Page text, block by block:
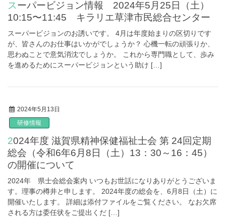
スーパービジョン情報 2024年5月25日（土）
10:15〜11:45 キラリエ草津市民総合センター
スーパービジョンのお誘いです。 4月は年度始まりの区切りです
が、皆さんのお仕事はいかがでしょうか？ 心機一転の頑張りか、
思わぬことで意気消沈でしょうか。 これから専門職として、歩み
を進めるためにスーパービジョンという助け […]
2024年5月13日
研修情報
2024年度 滋賀県精神保健福祉士会 第 24回定期
総会（令和6年6月8日（土）13：30～16：45）
の開催について
2024年 県士会総会案内 いつもお世話になりありがとうございま
す。理事の樽井と申します。 2024年度の総会を、6月8日（土）に
開催いたします。 詳細は添付ファイルをご覧ください。 なお欠席
される方は委任状をご提出くだ […]